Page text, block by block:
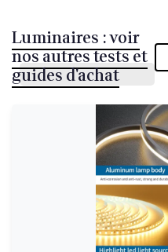
Luminaires : voir
nos autres tests et
guides d'achat